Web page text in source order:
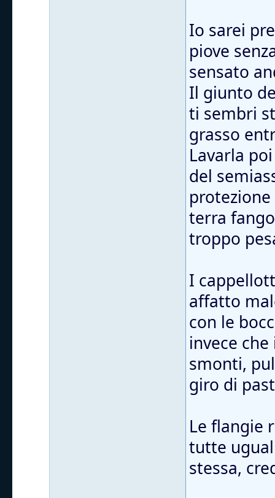
Io sarei
piove
sensato
Il giunto
ti sembri
grasso
Lavarla
del
terra
troppo
I
affatto
con le
invece
smonti,
giro di
Le flangie
tutte
stessa,